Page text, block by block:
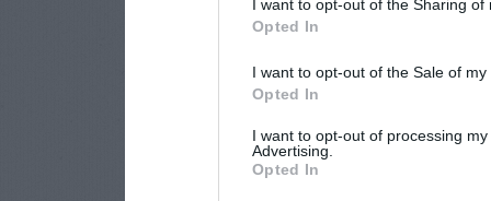
I want to opt-out of the Sharing
Opted In
I want to opt-out of the Sale of
Opted In
I want to opt-out of processing
Advertising.
Opted In